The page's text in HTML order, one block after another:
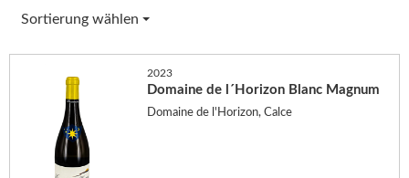
Sortierung wählen
2023
Domaine de l´Horizon Blanc Magnum
Domaine de l'Horizon, Calce